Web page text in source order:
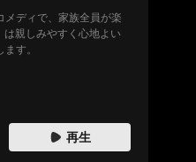
ディで、家族全員が楽
親しみやすく心地よい
す。
再生